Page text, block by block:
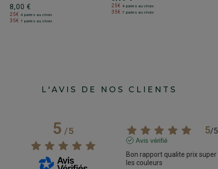
8,00 €
25€ 4 paires au choix
35€ 7 paires au choix
25€ 4 paires au choix
35€ 7 paires au choix
L'AVIS DE NOS CLIENTS
5/5 5/5
Avis vérifié
Bon rapport qualite prix super
les couleurs